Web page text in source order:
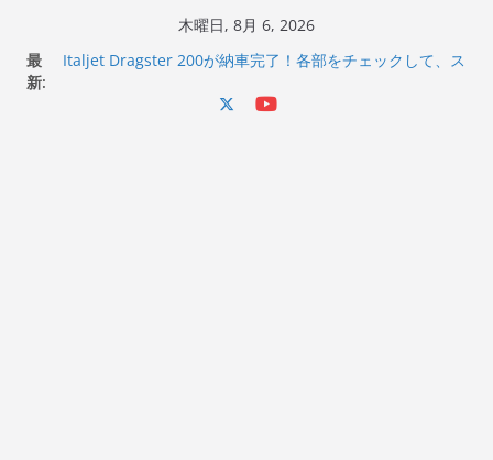
木曜日, 8月 6, 2026
最
新:
Italjet Dragster 200が納車完了！各部をチェックして、ス